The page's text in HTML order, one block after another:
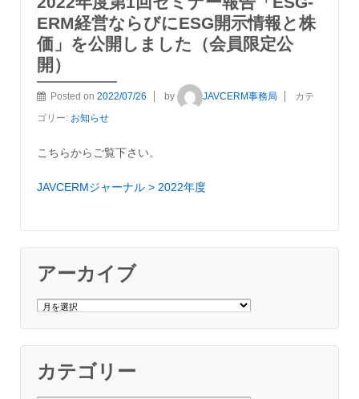
ERM経営ならびにESG開示情報と株
価」を公開しました（会員限定公
開）
Posted on 2022/07/26 by JAVCERM事務局
カテ
ゴリー: お知らせ
こちらからご覧下さい。
JAVCERMジャーナル > 2022年度
アーカイブ
カ
カテゴリー